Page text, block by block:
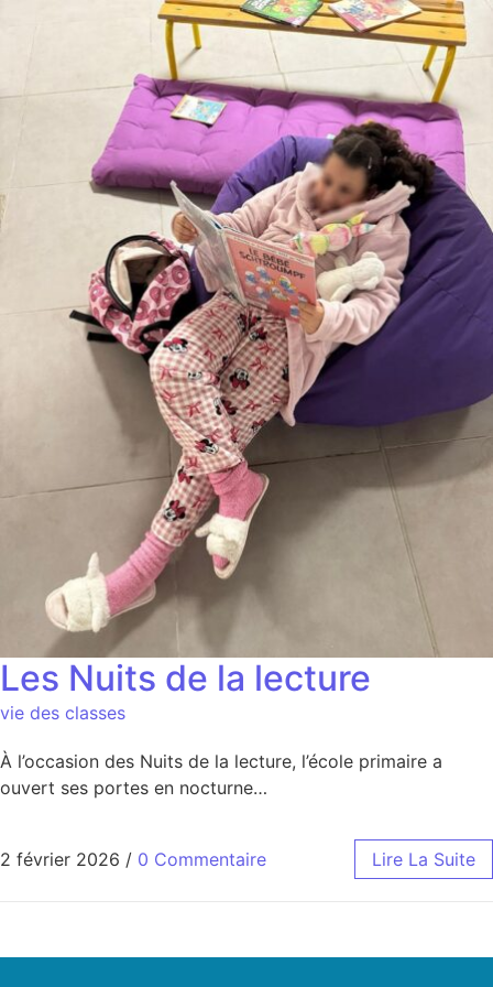
Les Nuits de la lecture
vie des classes
À l’occasion des Nuits de la lecture, l’école primaire a
ouvert ses portes en nocturne…
2 février 2026 / 0 Commentaire Lire La Suite